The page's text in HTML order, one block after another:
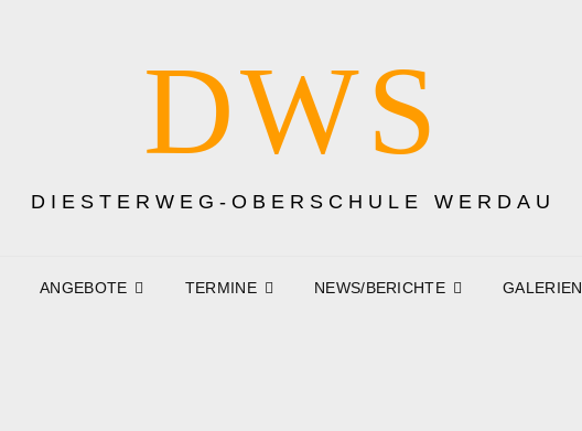
DWS
DIESTERWEG-OBERSCHULE WERDAU
ANGEBOTE TERMINE NEWS/BERICHTE GALERIEN